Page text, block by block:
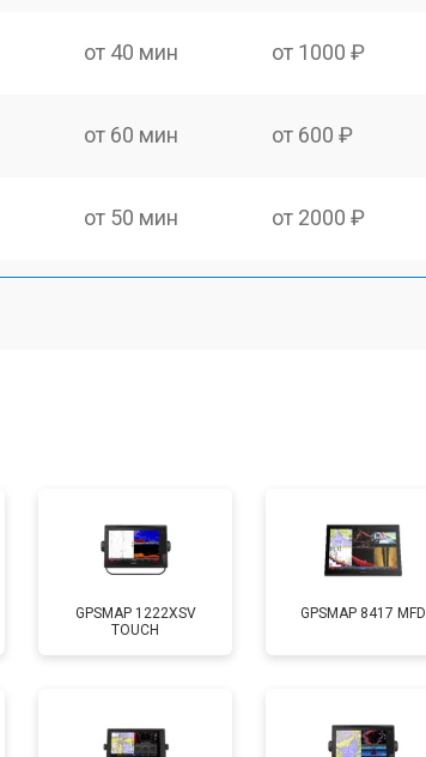
от 40 мин от 1000 ₽
от 60 мин от 600 ₽
от 50 мин от 2000 ₽
GPSMAP 1222XSV
TOUCH
GPSMAP 8417 MFD